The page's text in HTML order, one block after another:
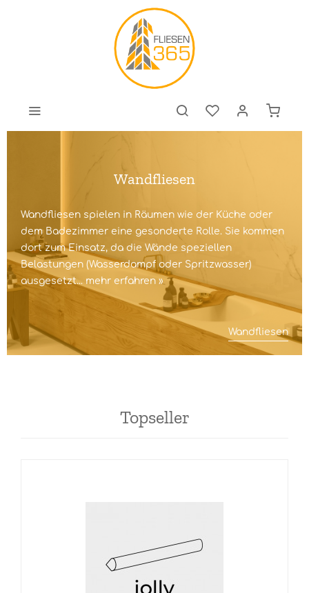
Wandfliesen
Wandfliesen spielen in Räumen wie der Küche oder
dem Badezimmer eine gesonderte Rolle. Sie kommen
dort zum Einsatz, da die Wände speziellen
Belastungen (Wasserdampf oder Spritzwasser)
ausgesetzt... mehr erfahren »
Wandfliesen
Topseller